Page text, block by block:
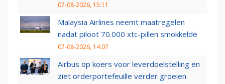
07-08-2026, 15:11
Malaysia Airlines neemt maatregelen
nadat piloot 70.000 xtc-pillen smokkelde
07-08-2026, 14:07
Airbus op koers voor leverdoelstelling en
ziet orderportefeuille verder groeien